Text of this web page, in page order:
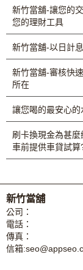
新竹當舖-讓您的
您的理財工具
新竹當舖-以日計
新竹當舖-審核快
所在
讓您喝的最安心的
刷卡換現金為甚
車前提供車貸試算
新竹當舖
公司：
電話：
傳真：
信箱: